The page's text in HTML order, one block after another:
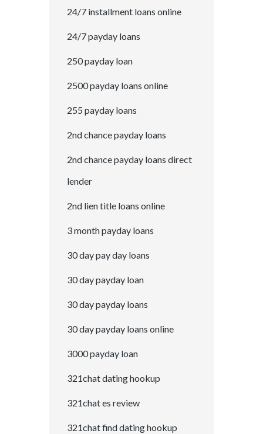
24/7 installment loans online
24/7 payday loans
250 payday loan
2500 payday loans online
255 payday loans
2nd chance payday loans
2nd chance payday loans direct
lender
2nd lien title loans online
3 month payday loans
30 day pay day loans
30 day payday loan
30 day payday loans
30 day payday loans online
3000 payday loan
321chat dating hookup
321chat es review
321chat find dating hookup